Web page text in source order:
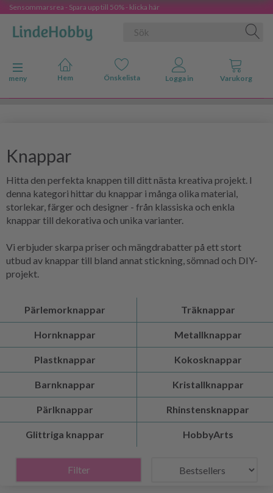
Sensommarsrea - Spara upp till 50% - klicka här
Ändra navigering
meny
Knappar
Hitta den perfekta knappen till ditt nästa kreativa projekt. I
denna kategori hittar du knappar i många olika material,
storlekar, färger och designer - från klassiska och enkla
knappar till dekorativa och unika varianter.
Vi erbjuder skarpa priser och mängdrabatter på ett stort
utbud av knappar till bland annat stickning, sömnad och DIY-
projekt.
Pärlemorknappar Träknappar
Hornknappar Metallknappar
Plastknappar Kokosknappar
Barnknappar Kristallknappar
Pärlknappar Rhinstensknappar
Glittriga knappar HobbyArts
Filter